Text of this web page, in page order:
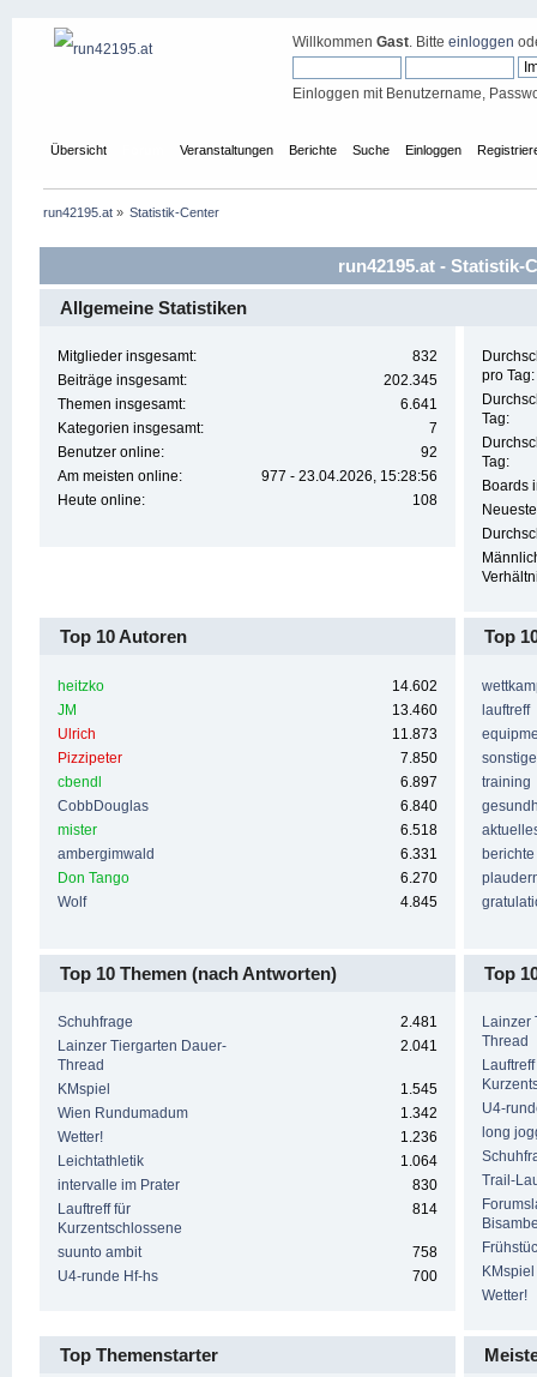
Willkommen Gast. Bitte einloggen
Einloggen mit Benutzername,
Übersicht Veranstaltungen Berichte Suche Einloggen
run42195.at » Statistik-Center
run42195.at - Statistik-
Allgemeine Statistiken
Mitglieder insgesamt:
832
Beiträge insgesamt:
202.345
Themen insgesamt:
6.641
Kategorien insgesamt:
7
Benutzer online:
92
Am meisten online:
977 - 23.04.2026, 15:28:56
Heute online:
108
pro Tag:
Tag:
Tag:
Boards
Top 10 Autoren
heitzko
14.602
JM
13.460
Ulrich
11.873
Pizzipeter
7.850
cbendl
6.897
CobbDouglas
6.840
mister
6.518
ambergimwald
6.331
Don Tango
6.270
Wolf
4.845
Top
lauftreff
training
berichte
Top 10 Themen (nach Antworten)
Schuhfrage
2.481
Lainzer Tiergarten Dauer-
Thread
2.041
KMspiel
1.545
Wien Rundumadum
1.342
Wetter!
1.236
Leichtathletik
1.064
intervalle im Prater
830
Lauftreff für
Kurzentschlossene
814
suunto ambit
758
U4-runde Hf-hs
700
Top
Lainzer
Thread
U4-
long
Trail-
KMspiel
Wetter!
Top Themenstarter